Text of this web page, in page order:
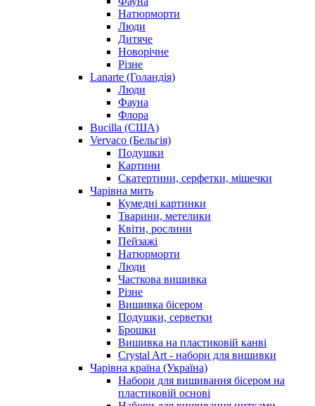
Натюрморти
Люди
Дитяче
Новорічне
Різне
Lanarte (Голандія)
Люди
Фауна
Флора
Bucilla (США)
Vervaco (Бельгія)
Подушки
Картини
Скатертини, серфетки, мішечки
Чарiвна мить
Кумедні картинки
Тварини, метелики
Квіти, рослини
Пейзажі
Натюрморти
Люди
Часткова вишивка
Різне
Вишивка бісером
Подушки, серветки
Брошки
Вишивка на пластиковій канві
Crystal Art - набори для вишивки
Чарівна країна (Україна)
Набори для вишивання бісером на
пластиковій основі